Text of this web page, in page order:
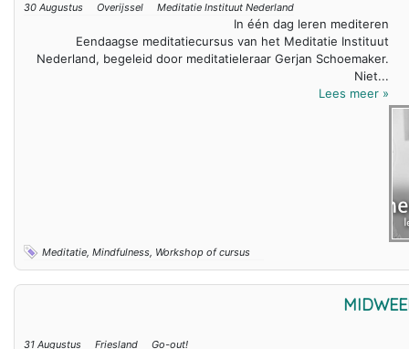
30 Augustus Overijssel Meditatie Instituut Nederland
In één dag leren mediteren
Eendaagse meditatiecursus van het Meditatie Instituut
Nederland, begeleid door meditatieleraar Gerjan Schoemaker.
Niet...
Lees meer »
Meditatie, Mindfulness, Workshop of cursus
31 Augustus Friesland Go-out!